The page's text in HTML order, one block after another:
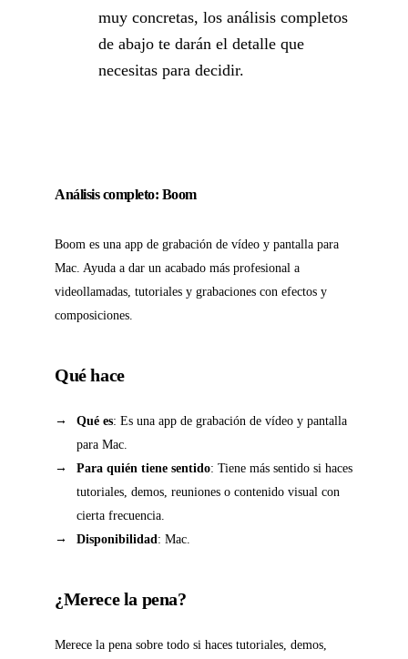
muy concretas, los análisis completos
de abajo te darán el detalle que
necesitas para decidir.
Análisis completo: Boom
Boom es una app de grabación de vídeo y pantalla para
Mac. Ayuda a dar un acabado más profesional a
videollamadas, tutoriales y grabaciones con efectos y
composiciones.
Qué hace
Qué es: Es una app de grabación de vídeo y pantalla
para Mac.
Para quién tiene sentido: Tiene más sentido si haces
tutoriales, demos, reuniones o contenido visual con
cierta frecuencia.
Disponibilidad: Mac.
¿Merece la pena?
Merece la pena sobre todo si haces tutoriales, demos,